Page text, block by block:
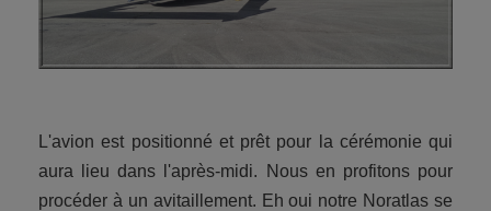
L'avion est positionné et prêt pour la cérémonie qui
aura lieu dans l'après-midi. Nous en profitons pour
procéder à un avitaillement. Eh oui notre Noratlas se